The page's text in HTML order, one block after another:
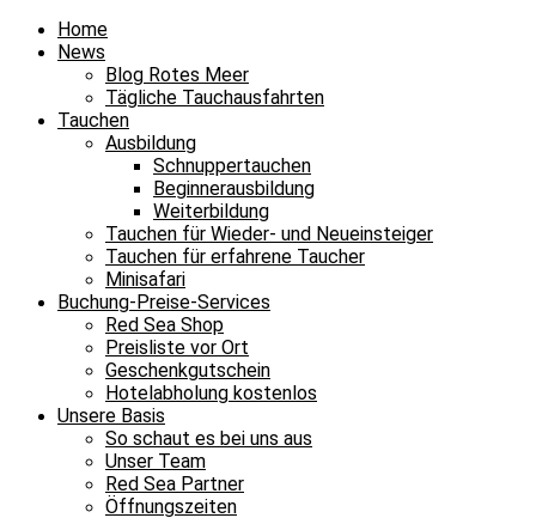
Home
News
Blog Rotes Meer
Tägliche Tauchausfahrten
Tauchen
Ausbildung
Schnuppertauchen
Beginnerausbildung
Weiterbildung
Tauchen für Wieder- und Neueinsteiger
Tauchen für erfahrene Taucher
Minisafari
Buchung-Preise-Services
Red Sea Shop
Preisliste vor Ort
Geschenkgutschein
Hotelabholung kostenlos
Unsere Basis
So schaut es bei uns aus
Unser Team
Red Sea Partner
Öffnungszeiten